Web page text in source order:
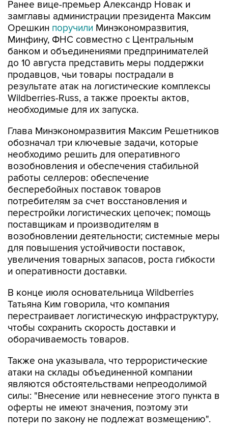
Ранее вице-премьер Александр Новак и
замглавы администрации президента Максим
Орешкин поручили Минэкономразвития,
Минфину, ФНС совместно с Центральным
банком и объединениями предпринимателей
до 10 августа представить меры поддержки
продавцов, чьи товары пострадали в
результате атак на логистические комплексы
Wildberries-Russ, а также проекты актов,
необходимые для их запуска.
Глава Минэкономразвития Максим Решетников
обозначал три ключевые задачи, которые
необходимо решить для оперативного
возобновления и обеспечения стабильной
работы селлеров: обеспечение
бесперебойных поставок товаров
потребителям за счет восстановления и
перестройки логистических цепочек; помощь
поставщикам и производителям в
возобновлении деятельности; системные меры
для повышения устойчивости поставок,
увеличения товарных запасов, роста гибкости
и оперативности доставки.
В конце июля основательница Wildberries
Татьяна Ким говорила, что компания
перестраивает логистическую инфраструктуру,
чтобы сохранить скорость доставки и
оборачиваемость товаров.
Также она указывала, что террористические
атаки на склады объединенной компании
являются обстоятельствами непреодолимой
силы: "Внесение или невнесение этого пункта в
оферты не имеют значения, поэтому эти
потери по закону не подлежат возмещению".